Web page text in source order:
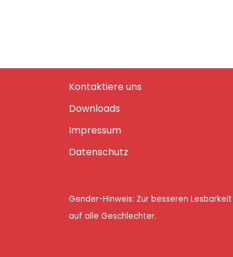
Kontaktiere uns
Downloads
Impressum
Datenschutz
Gender-Hinweis: Zur besseren
auf alle Geschlechter.